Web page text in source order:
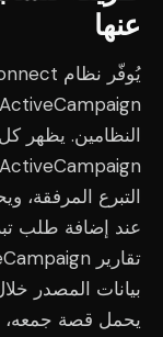
عنها
التبرع المرفقة،
بيانات المصدر
يحمل قصة جمعه،